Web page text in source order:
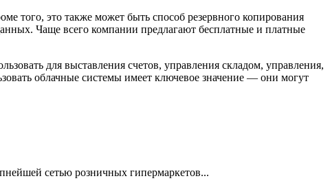
того, это также может быть способ резервного копирования
Чаще всего компании предлагают бесплатные и платные
для выставления счетов, управления складом, управления,
облачные системы имеет ключевое значение — они могут
сетью розничных гипермаркетов...